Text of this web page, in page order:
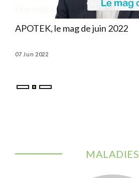
APOTEK, le mag de juin 2022
07 Jun 2022
MALADIES